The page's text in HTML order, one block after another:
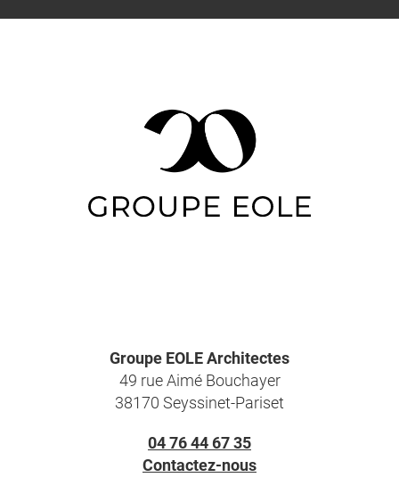
Groupe EOLE Architectes
49 rue Aimé Bouchayer
38170 Seyssinet-Pariset
04 76 44 67 35
Contactez-nous